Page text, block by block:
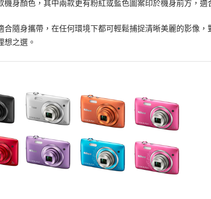
機身顏色，其中兩款更有粉紅或藍色圖案印於機身前方，適
合隨身攜帶，在任何環境下都可輕鬆捕捉清晰美麗的影像，
想之選。